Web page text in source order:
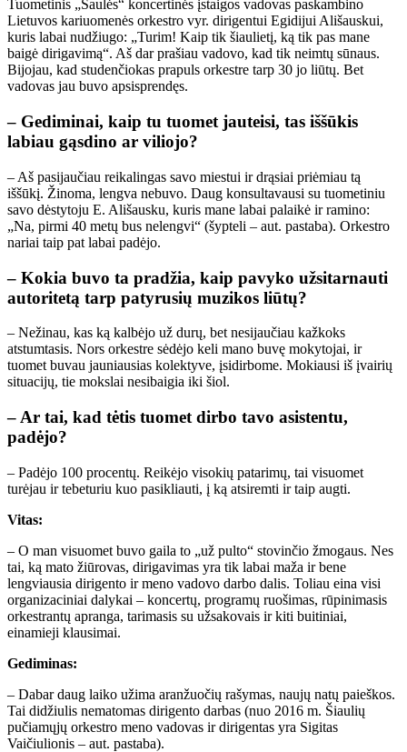
Tuometinis „Saulės“ koncertinės įstaigos vadovas paskambino
Lietuvos kariuomenės orkestro vyr. dirigentui Egidijui Ališauskui,
kuris labai nudžiugo: „Turim! Kaip tik šiaulietį, ką tik pas mane
baigė dirigavimą“. Aš dar prašiau vadovo, kad tik neimtų sūnaus.
Bijojau, kad studenčiokas prapuls orkestre tarp 30 jo liūtų. Bet
vadovas jau buvo apsisprendęs.
– Gediminai, kaip tu tuomet jauteisi, tas iššūkis
labiau gąsdino ar viliojo?
– Aš pasijaučiau reikalingas savo miestui ir drąsiai priėmiau tą
iššūkį. Žinoma, lengva nebuvo. Daug konsultavausi su tuometiniu
savo dėstytoju E. Ališausku, kuris mane labai palaikė ir ramino:
„Na, pirmi 40 metų bus nelengvi“ (šypteli – aut. pastaba). Orkestro
nariai taip pat labai padėjo.
– Kokia buvo ta pradžia, kaip pavyko užsitarnauti
autoritetą tarp patyrusių muzikos liūtų?
– Nežinau, kas ką kalbėjo už durų, bet nesijaučiau kažkoks
atstumtasis. Nors orkestre sėdėjo keli mano buvę mokytojai, ir
tuomet buvau jauniausias kolektyve, įsidirbome. Mokiausi iš įvairių
situacijų, tie mokslai nesibaigia iki šiol.
– Ar tai, kad tėtis tuomet dirbo tavo asistentu,
padėjo?
– Padėjo 100 procentų. Reikėjo visokių patarimų, tai visuomet
turėjau ir tebeturiu kuo pasikliauti, į ką atsiremti ir taip augti.
Vitas:
– O man visuomet buvo gaila to „už pulto“ stovinčio žmogaus. Nes
tai, ką mato žiūrovas, dirigavimas yra tik labai maža ir bene
lengviausia dirigento ir meno vadovo darbo dalis. Toliau eina visi
organizaciniai dalykai – koncertų, programų ruošimas, rūpinimasis
orkestrantų apranga, tarimasis su užsakovais ir kiti buitiniai,
einamieji klausimai.
Gediminas:
– Dabar daug laiko užima aranžuočių rašymas, naujų natų paieškos.
Tai didžiulis nematomas dirigento darbas (nuo 2016 m. Šiaulių
pučiamųjų orkestro meno vadovas ir dirigentas yra Sigitas
Vaičiulionis – aut. pastaba).